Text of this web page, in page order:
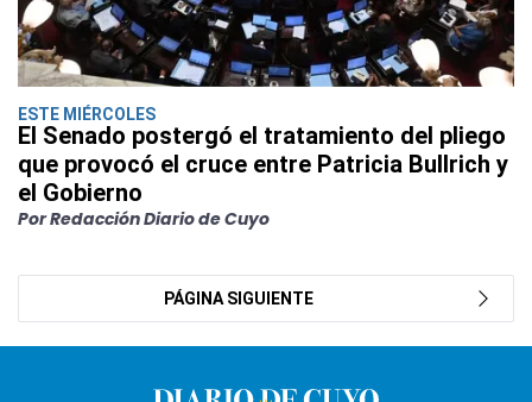
ESTE MIÉRCOLES
El Senado postergó el tratamiento del pliego
que provocó el cruce entre Patricia Bullrich y
el Gobierno
Por Redacción Diario de Cuyo
PÁGINA SIGUIENTE